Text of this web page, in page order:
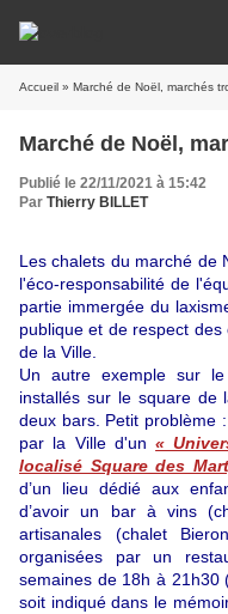
Accueil » Marché de Noël, marchés
Marché de Noël,
Publié le 22/11/2021 à 15:42
Par Thierry BILLET
Les chalets du marché de
l'éco-responsabilité de
partie immergée du
publique et de respect
de la Ville.
Un autre exemple sur
installés sur le square de
deux bars. Petit problème
par la Ville d'un«
localisé Square des
d’un lieu dédié aux
d’avoir un bar à vins
artisanales (chalet
organisées par un
semaines de 18h à 21h30
soit indiqué dans le